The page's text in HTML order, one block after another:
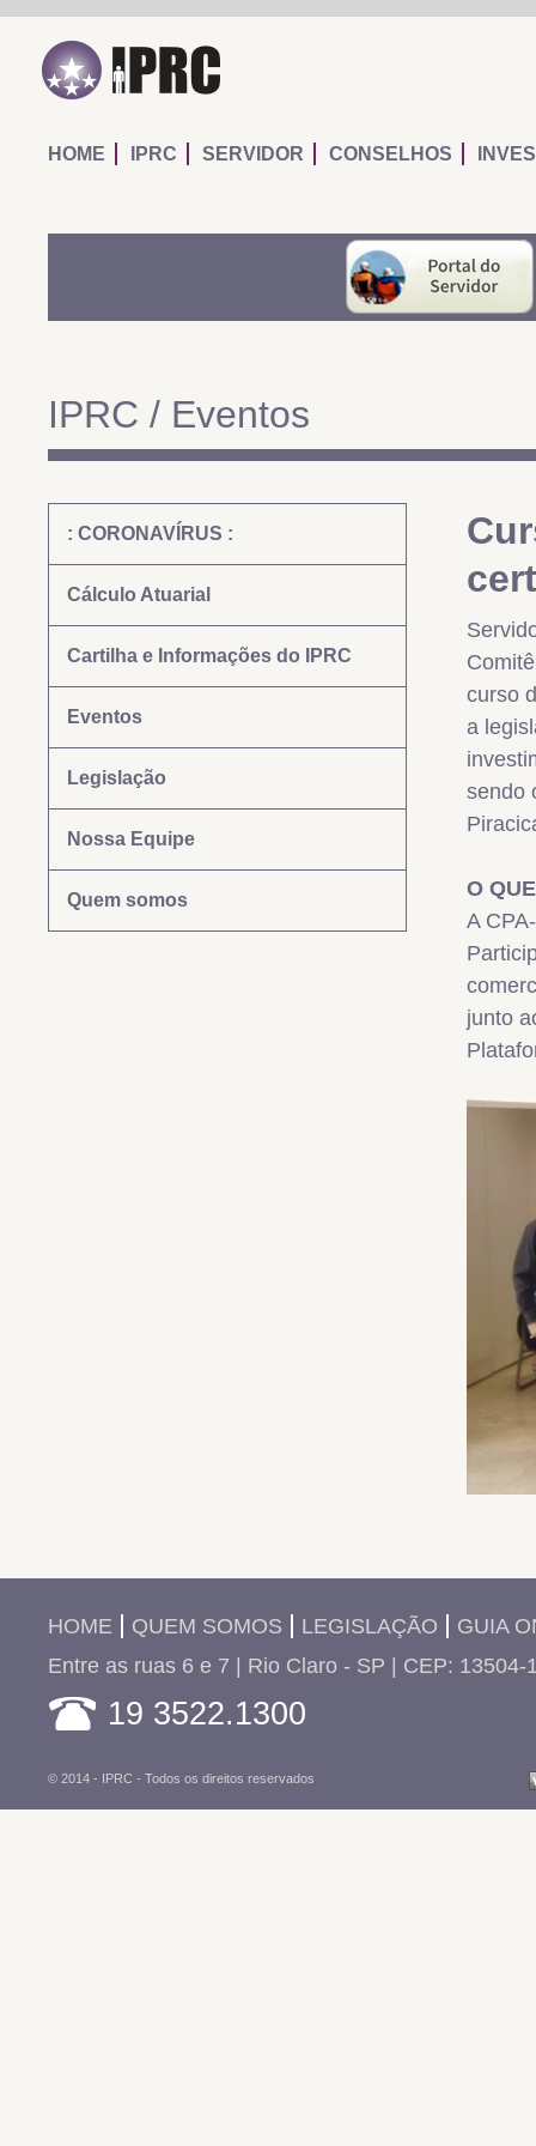
HOME IPRC SERVIDOR CONSELHOS
IPRC / Eventos
: CORONAVÍRUS :
Cálculo Atuarial
Cartilha e Informações do IPRC
Eventos
Legislação
Nossa Equipe
Quem somos
curso
a
sendo
O
A
junto
HOME QUEM SOMOS LEGISLAÇÃO
GUIA
Entre as ruas 6 e 7 | Rio Claro - SP | CEP: 13504-
19 3522.1300
© 2014 - IPRC - Todos os direitos reservados